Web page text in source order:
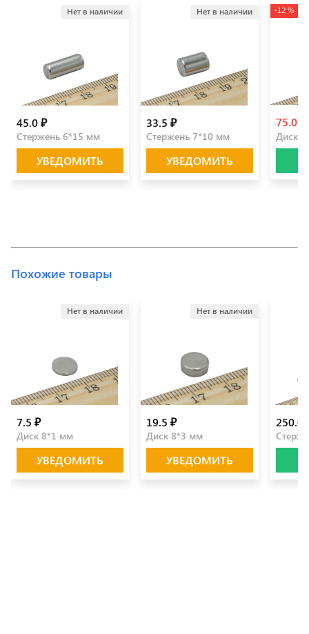
Нет в наличии
45.0 ₽
Стержень 6*15 мм
УВЕДОМИТЬ
Нет в наличии
33.5 ₽
Стержень 7*10 мм
УВЕДОМИТЬ
-12 %
75.0 ₽
Диск
Похожие товары
Нет в наличии
7.5 ₽
Диск 8*1 мм
УВЕДОМИТЬ
Нет в наличии
19.5 ₽
Диск 8*3 мм
УВЕДОМИТЬ
250.0